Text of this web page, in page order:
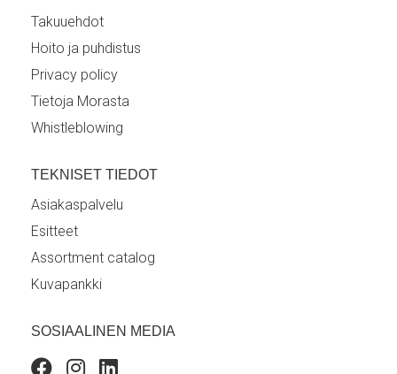
Takuuehdot
Hoito ja puhdistus
Privacy policy
Tietoja Morasta
Whistleblowing
TEKNISET TIEDOT
Asiakaspalvelu
Esitteet
Assortment catalog
Kuvapankki
SOSIAALINEN MEDIA
FacebookInstagram